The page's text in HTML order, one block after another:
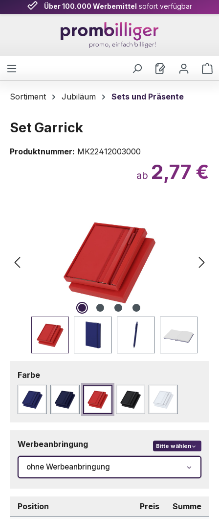
Zum Hauptinhalt springen
Über 100.000 Werbemittel sofort verfügbar
Sortiment Jubiläum Sets und Präsente
Set Garrick
Produktnummer: MK22412003000
ab 2,77 €
Farbeauswählen
Blau Marineblau
Rot SchwarzWeiß
Werbeanbringung Bitte wählen
ohne Werbeanbringung
Position Preis Summe